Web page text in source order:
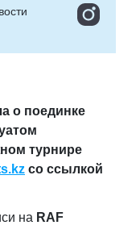
о поединке
турнире
со ссылкой
на RAF